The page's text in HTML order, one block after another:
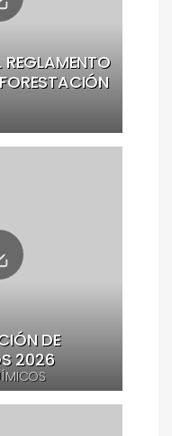
REGLAMENTO
DE
2026